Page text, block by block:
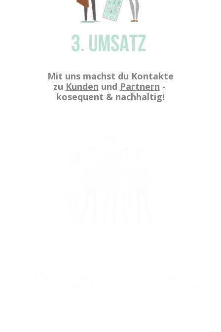
Mit uns machst du Kontakte
zu Kunden und Partnern -
kosequent & nachhaltig!